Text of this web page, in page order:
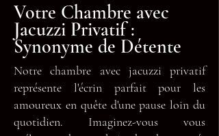
Votre Chambre avec
Jacuzzi Privatif :
Synonyme de Détente
Notre chambre avec jacuzzi privatif
représente l'écrin parfait pour les
amoureux en quête d'une pause loin du
quotidien. Imaginez-vous vous